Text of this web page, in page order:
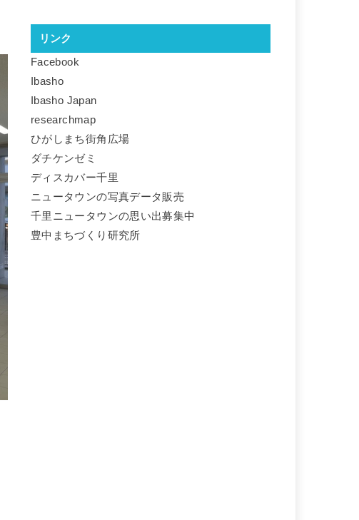
リンク
Facebook
Ibasho
Ibasho Japan
researchmap
ひがしまち街角広場
ダチケンゼミ
ディスカバー千里
ニュータウンの写真データ販売
千里ニュータウンの思い出募集中
豊中まちづくり研究所